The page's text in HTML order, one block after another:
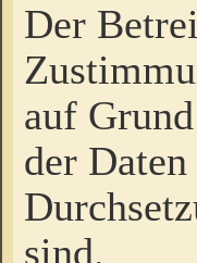
Der
auf
der
sind.